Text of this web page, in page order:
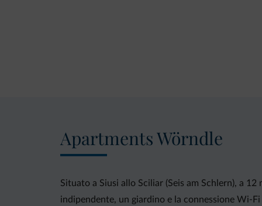
Apartments Wörndle
Situato a Siusi allo Sciliar (Seis am Schlern), a
indipendente, un giardino e la connessione Wi-